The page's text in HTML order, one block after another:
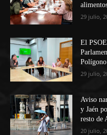
29 julio,
El
29 julio,
Aviso
y Jaén
resto de
20 julio,